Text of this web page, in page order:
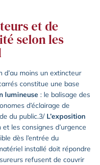
et de
selon les
d’au moins un extincteur
constitue une base
lumineuse : le balisage des
d’éclairage de
du public.3/ L’exposition
et les consignes d’urgence
dès l’entrée du
installé doit répondre
refusent de couvrir